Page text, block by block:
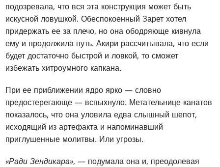
подозревала, что вся эта конструкция может быть
искусной ловушкой. Обеспокоенный Зарет хотел
придержать ее за плечо, но она ободряюще кивнула
ему и продолжила путь. Акири рассчитывала, что если
будет достаточно быстрой и ловкой, то сможет
избежать хитроумного капкана.
При ее приближении ядро ярко — словно
предостерегающе — вспыхнуло. Метательнице канатов
показалось, что она уловила едва слышный шепот,
исходящий из артефакта и напоминавший
приглушенные молитвы. Или угрозы.
«Ради Зендикара», — подумала она и, преодолевая